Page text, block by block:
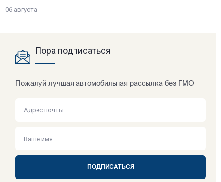
06 августа
Пора подписаться
Пожалуй лучшая автомобильная рассылка без ГМО
ПОДПИСАТЬСЯ